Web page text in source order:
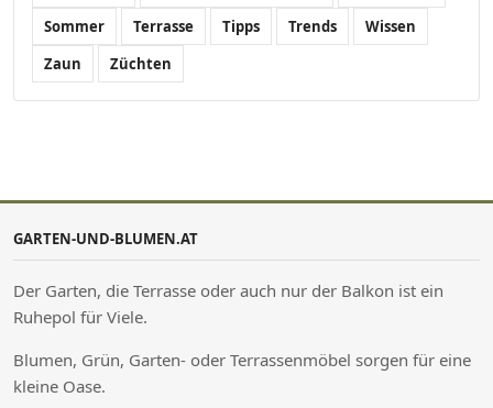
Sommer
Terrasse Tipps Trends
Wissen
Zaun
Züchten
GARTEN-UND-BLUMEN.AT
Der Garten, die Terrasse oder auch nur der Balkon ist ein
Ruhepol für Viele.
Blumen, Grün, Garten- oder Terrassenmöbel sorgen für eine
kleine Oase.